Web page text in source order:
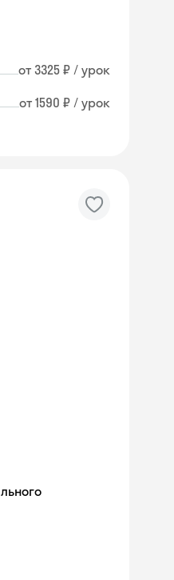
от 3325 ₽ / урок
от 1590 ₽ / урок